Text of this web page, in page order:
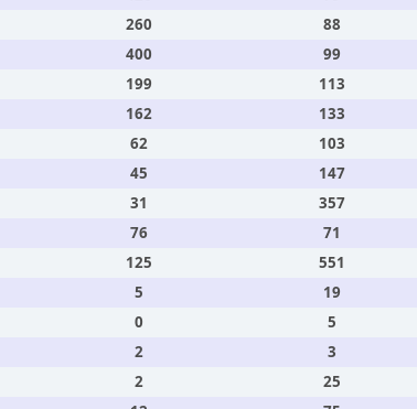
260
88
400
99
199
113
162
133
62
103
45
147
31
357
76
71
125
551
5
19
0
5
2
3
2
25